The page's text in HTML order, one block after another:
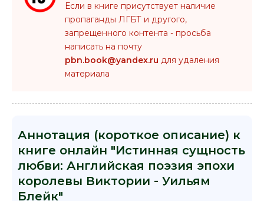
Если в книге присутствует наличие
пропаганды ЛГБТ и другого,
запрещенного контента - просьба
написать на почту
pbn.book@yandex.ru для удаления
материала
Аннотация (короткое описание) к
книге онлайн "Истинная сущность
любви: Английская поэзия эпохи
королевы Виктории - Уильям
Блейк"